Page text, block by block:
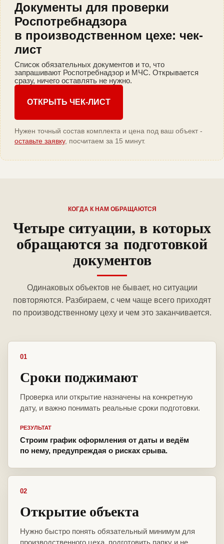
Документы для проверки
Роспотребнадзора
в производственном цехе: чек-
лист
Список обязательных документов и то, что
запрашивают Роспотребнадзор и МЧС. Открывается
сразу, ничего оставлять не нужно.
ОТКРЫТЬ ЧЕК-ЛИСТ
Нужен точный состав комплекта и цена под ваш объект -
оставьте заявку, посчитаем за 15 минут.
КОГДА К НАМ ОБРАЩАЮТСЯ
Четыре ситуации, в которых
обращаются за подготовкой
документов
Одинаковых объектов не бывает, но ситуации
повторяются. Разбираем, с чем чаще всего приходят
по производственному цеху и чем это заканчивается.
01
Сроки поджимают
Проверка или открытие назначены на конкретную
дату, и важно понимать реальные сроки подготовки.
РЕЗУЛЬТАТ
Строим график оформления от даты и ведём
по нему, предупреждая о рисках срыва.
02
Открытие объекта
Нужно быстро понять обязательный минимум для
производственного цеха, подготовить папку и не